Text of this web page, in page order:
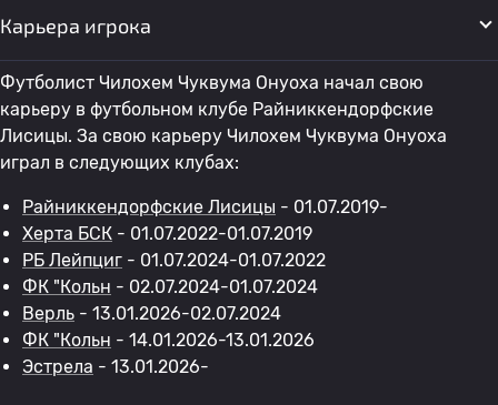
Карьера игрока
Футболист Чилохем Чуквума Онуоха начал свою
карьеру в футбольном клубе Райниккендорфские
Лисицы. За свою карьеру Чилохем Чуквума Онуоха
играл в следующих клубах:
Райниккендорфские Лисицы - 01.07.2019-
Херта БСК - 01.07.2022-01.07.2019
РБ Лейпциг - 01.07.2024-01.07.2022
ФК "Кольн - 02.07.2024-01.07.2024
Верль - 13.01.2026-02.07.2024
ФК "Кольн - 14.01.2026-13.01.2026
Эстрела - 13.01.2026-